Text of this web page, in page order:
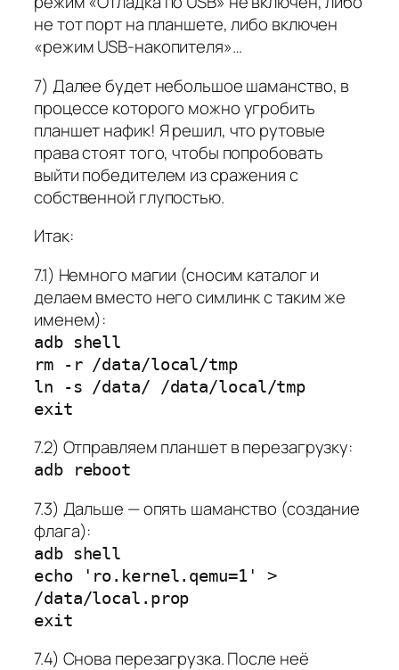
не тот порт на планшете, либо включен
«режим USB-накопителя»…
7) Далее будет небольшое шаманство, в
процессе которого можно угробить
планшет нафик! Я решил, что рутовые
права стоят того, чтобы попробовать
выйти победителем из сражения с
собственной глупостью.
Итак:
7.1) Немного магии (сносим каталог и
делаем вместо него симлинк с таким же
именем):
adb shell
rm -r /data/local/tmp
ln -s /data/ /data/local/tmp
exit
7.2) Отправляем планшет в перезагрузку:
adb reboot
7.3) Дальше — опять шаманство (создание
флага):
adb shell
echo 'ro.kernel.qemu=1' >
/data/local.prop
exit
7.4) Снова перезагрузка. После неё